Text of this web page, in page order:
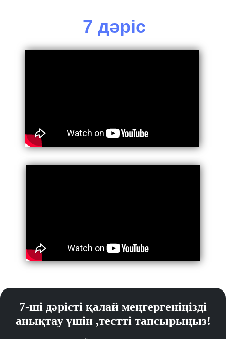
7 дәріс
7-ші дәрісті қалай меңгергеніңізді
анықтау үшін ,тестті тапсырыңыз!